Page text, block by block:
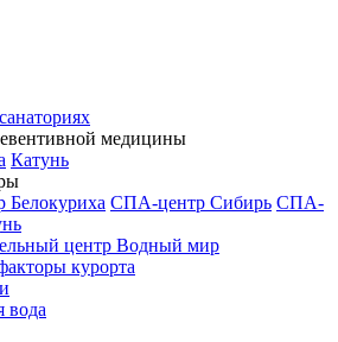
медицины
Катунь
СПА-центр Сибирь СПА-
центр Водный мир
курорта
вода